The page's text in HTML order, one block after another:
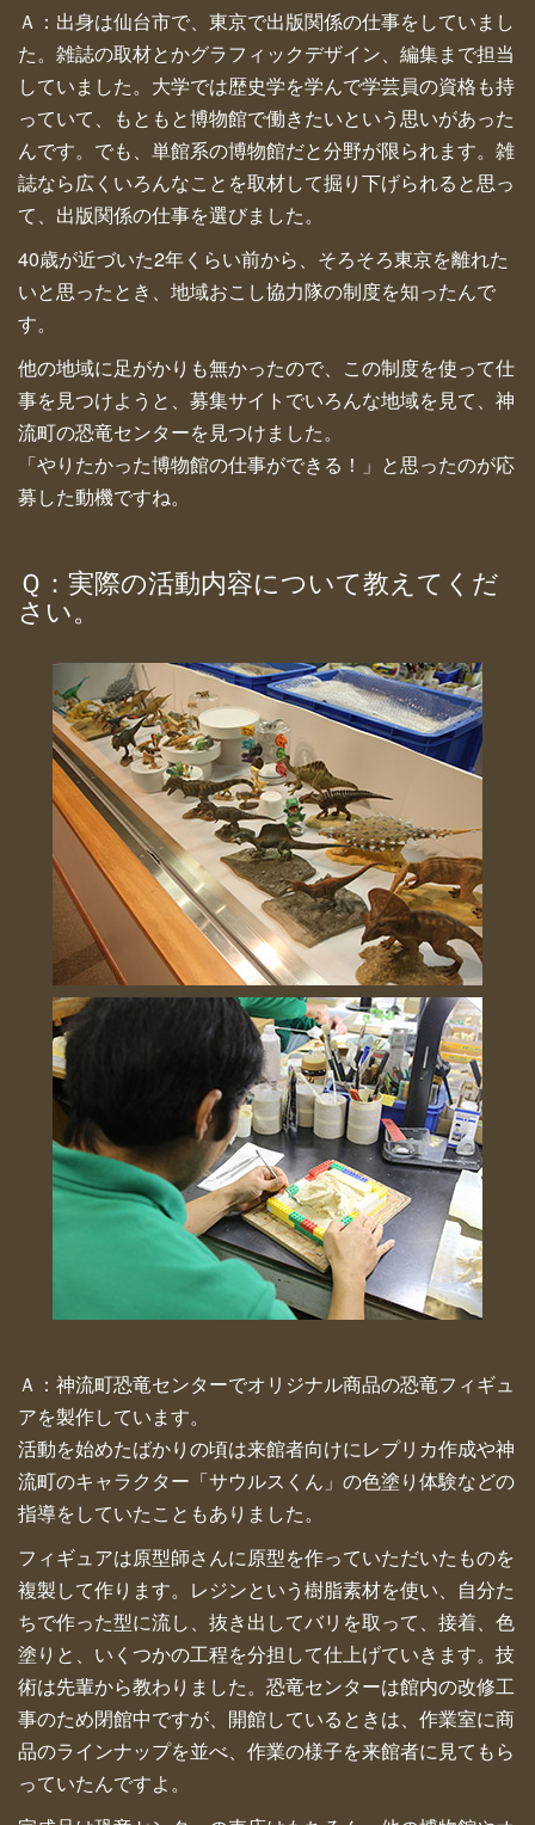
Ａ：出身は仙台市で、東京で出版関係の仕事をしていまし
た。雑誌の取材とかグラフィックデザイン、編集まで担当
していました。大学では歴史学を学んで学芸員の資格も持
っていて、もともと博物館で働きたいという思いがあった
んです。でも、単館系の博物館だと分野が限られます。雑
誌なら広くいろんなことを取材して掘り下げられると思っ
て、出版関係の仕事を選びました。
40歳が近づいた2年くらい前から、そろそろ東京を離れた
いと思ったとき、地域おこし協力隊の制度を知ったんで
す。
他の地域に足がかりも無かったので、この制度を使って仕
事を見つけようと、募集サイトでいろんな地域を見て、神
流町の恐竜センターを見つけました。
「やりたかった博物館の仕事ができる！」と思ったのが応
募した動機ですね。
Ｑ：実際の活動内容について教えてくだ
さい。
Ａ：神流町恐竜センターでオリジナル商品の恐竜フィギュ
アを製作しています。
活動を始めたばかりの頃は来館者向けにレプリカ作成や神
流町のキャラクター「サウルスくん」の色塗り体験などの
指導をしていたこともありました。
フィギュアは原型師さんに原型を作っていただいたものを
複製して作ります。レジンという樹脂素材を使い、自分た
ちで作った型に流し、抜き出してバリを取って、接着、色
塗りと、いくつかの工程を分担して仕上げていきます。技
術は先輩から教わりました。恐竜センターは館内の改修工
事のため閉館中ですが、開館しているときは、作業室に商
品のラインナップを並べ、作業の様子を来館者に見てもら
っていたんですよ。